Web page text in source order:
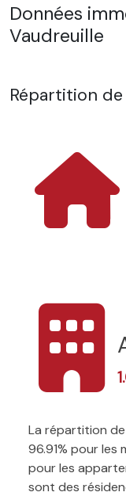
Données
Vaudreuille
Répartition
La répartition
96.91% pour les
pour les
sont des